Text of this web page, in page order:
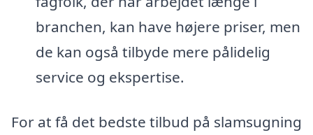
branchen, kan have højere priser, men
de kan også tilbyde mere pålidelig
service og ekspertise.
For at få det bedste tilbud på slamsugning